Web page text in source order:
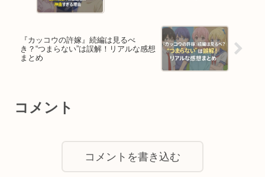
『カッコウの許嫁』続編は見るべ
き？“つまらない”は誤解！リアルな感想
まとめ
コメント
コメントを書き込む